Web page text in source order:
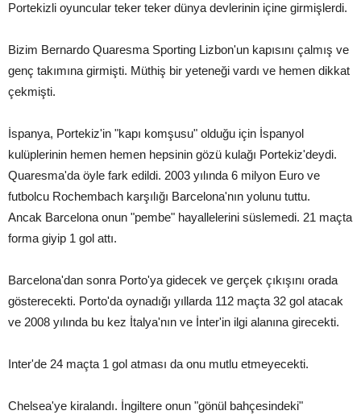
Portekizli oyuncular teker teker dünya devlerinin içine girmişlerdi.
Bizim Bernardo Quaresma Sporting Lizbon'un kapısını çalmış ve
genç takımına girmişti. Müthiş bir yeteneği vardı ve hemen dikkat
çekmişti.
İspanya, Portekiz'in "kapı komşusu" olduğu için İspanyol
kulüplerinin hemen hemen hepsinin gözü kulağı Portekiz'deydi.
Quaresma'da öyle fark edildi. 2003 yılında 6 milyon Euro ve
futbolcu Rochembach karşılığı Barcelona'nın yolunu tuttu.
Ancak Barcelona onun "pembe" hayallelerini süslemedi. 21 maçta
forma giyip 1 gol attı.
Barcelona'dan sonra Porto'ya gidecek ve gerçek çıkışını orada
gösterecekti. Porto'da oynadığı yıllarda 112 maçta 32 gol atacak
ve 2008 yılında bu kez İtalya'nın ve İnter'in ilgi alanına girecekti.
Inter'de 24 maçta 1 gol atması da onu mutlu etmeyecekti.
Chelsea'ye kiralandı. İngiltere onun "gönül bahçesindeki"